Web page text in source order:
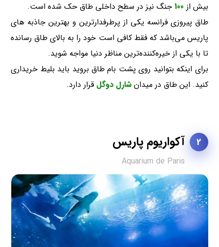
بیش از 100 جنگ نیز در سطح داخلی طاق حک شده است.
طاق پیروزی فرانسه یکی از پرطرفدارترین و بهترین جاذبه های
پاریس می‌باشد که فقط کافی است خود را به بالای طاق رسانده
تا با یکی از خیره‌کننده‌ترین مناظر دنیا مواجه شوید.
برای اینکه بتوانید روی پشت بام طاق بروید باید بلیط خریداری
کنید. این طاق در میدانشارل دوگل قرار دارد.
2 آکواریوم پاریس
Aquarium de Paris